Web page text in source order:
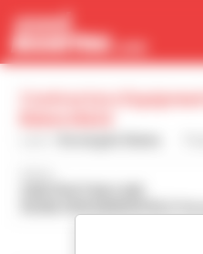
Cookies beheer paneel